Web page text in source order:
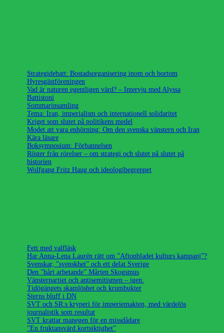
Strategidebatt: Bostadsorganisering inom och bortom
Hyresgästföreningen
Vad är naturen egentligen värd? – Intervju med Alyssa
Battistoni
Sommarinsamling
Tema: Iran, imperialism och internationell solidaritet
Kriget som slutet på politikens medel
Modet att vara enhörning: Om den svenska vänstern och Iran
Kära läsare
Boksymposium: Förbannelsen
Röster från rörelser – om strategi och slutet på slutet på
historien
Wolfgang Fritz Haug och ideologibegreppet
Fett med valfläsk
Har Anna-Lena Laurén rätt om ”Aftonbladet kulturs kampanj”?
Svenskar, ”svenskhet” och ett delat Sverige
Den ”hårt arbetande” Mårten Skogsmus
Vänsterpartiet och antisemitismen – igen.
Tidögängets skamlöshet och krumbukter
Sterns bluff i DN
SVT och SR:s kryperi för imperiemakten, med värdelös
journalistik som resultat
SVT krattar manegen för en missdådare
”En fruktansvärd kortsiktighet”